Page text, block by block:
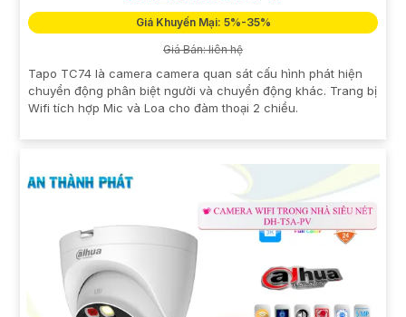
Giá Khuyến Mại: 5%-35%
Giá Bán: liên hệ
Tapo TC74 là camera camera quan sát cấu hình phát hiện
chuyển động phân biệt người và chuyển động khác. Trang bị
Wifi tích hợp Mic và Loa cho đàm thoại 2 chiều.